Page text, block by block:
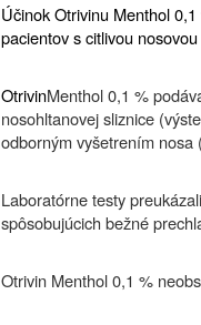
Účinok Otrivinu Menthol
pacientov s citlivou
OtrivinMenthol 0,1 %
nosohltanovej sliznice
odborným vyšetrením nosa
Laboratórne testy
spôsobujúcich bežné
Otrivin Menthol 0,1 %